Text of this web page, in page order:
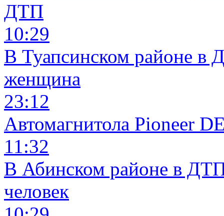
ДТП
10:29
В Туапсинском районе в
женщина
23:12
Автомагнитола Pioneer
11:32
В Абинском районе в
человек